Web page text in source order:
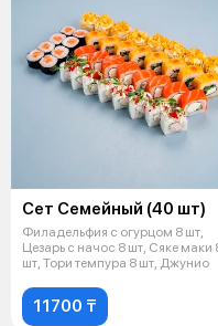
Сет Семейный (40 шт)
Филадельфия с огурцом 8 шт,
Цезарь с начос 8 шт, Сяке маки
шт, Тори темпура 8 шт, Джунио
11700 ₸